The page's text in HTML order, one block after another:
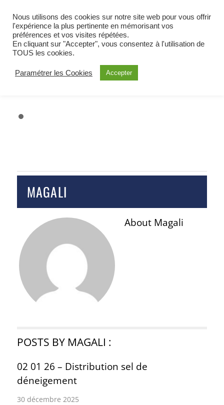
BIENVENUE À OETING
COMMUNE DE MOSELLE EST
ALERTE
MAGALI
About Magali
POSTS BY MAGALI :
02 01 26 – Distribution sel de
déneigement
30 décembre 2025
Nous utilisons des cookies sur notre site web pour vous offrir
l'expérience la plus pertinente en mémorisant vos
préférences et vos visites répétées.
En cliquant sur "Accepter", vous consentez à l'utilisation de
TOUS les cookies.
Paramétrer les Cookies Accepter